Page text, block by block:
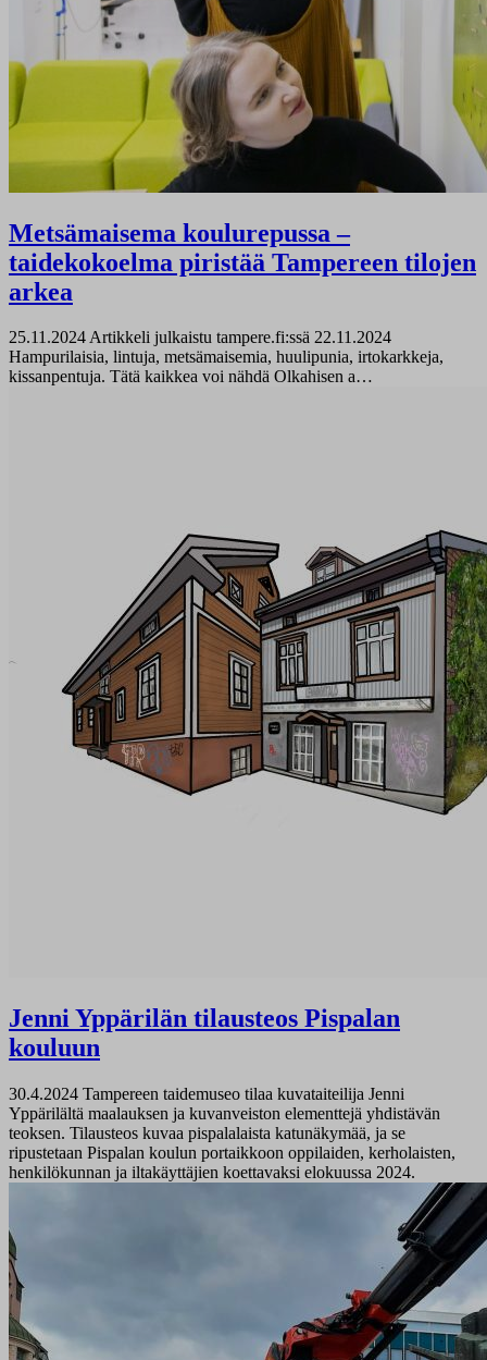
Metsämaisema koulurepussa –
taidekokoelma piristää Tampereen tilojen
arkea
25.11.2024Artikkeli julkaistu tampere.fi:ssä 22.11.2024
Hampurilaisia, lintuja, metsämaisemia, huulipunia, irtokarkkeja,
kissanpentuja. Tätä kaikkea voi nähdä Olkahisen a…
Jenni Yppärilän tilausteos Pispalan
kouluun
30.4.2024 Tampereen taidemuseo tilaa kuvataiteilija Jenni
Yppärilältä maalauksen ja kuvanveiston elementtejä yhdistävän
teoksen. Tilausteos kuvaa pispalalaista katunäkymää, ja se
ripustetaan Pispalan koulun portaikkoon oppilaiden, kerholaisten,
henkilökunnan ja iltakäyttäjien koettavaksi elokuussa 2024.